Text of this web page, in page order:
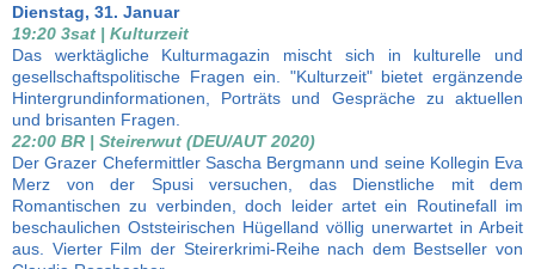
Dienstag, 31. Januar
19:20 3sat | Kulturzeit
Das werktägliche Kulturmagazin mischt sich in kulturelle und
gesellschaftspolitische Fragen ein. "Kulturzeit" bietet ergänzende
Hintergrundinformationen, Porträts und Gespräche zu aktuellen
und brisanten Fragen.
22:00 BR | Steirerwut (DEU/AUT 2020)
Der Grazer Chefermittler Sascha Bergmann und seine Kollegin Eva
Merz von der Spusi versuchen, das Dienstliche mit dem
Romantischen zu verbinden, doch leider artet ein Routinefall im
beschaulichen Oststeirischen Hügelland völlig unerwartet in Arbeit
aus. Vierter Film der Steirerkrimi-Reihe nach dem Bestseller von